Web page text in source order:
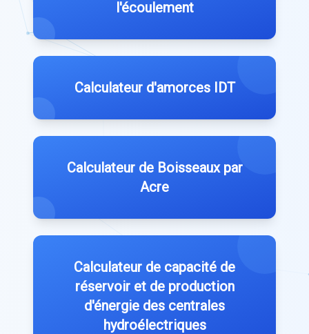
l'écoulement
Calculateur d'amorces IDT
Calculateur de Boisseaux par
Acre
Calculateur de capacité de
réservoir et de production
d'énergie des centrales
hydroélectriques